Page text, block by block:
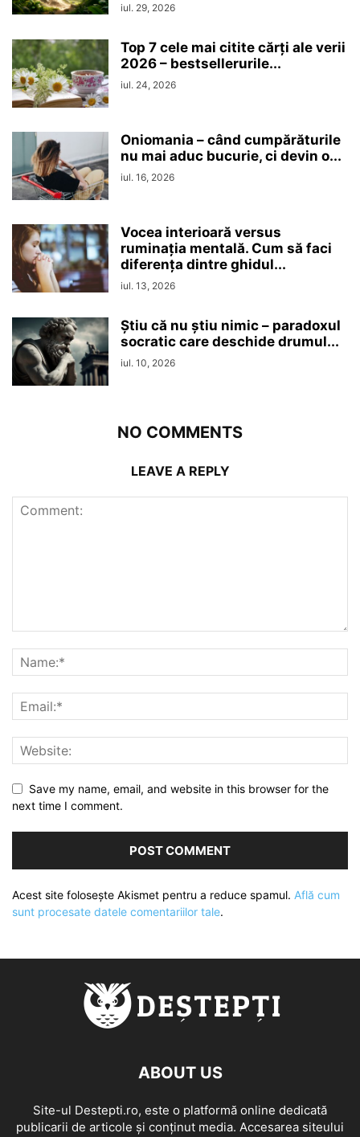
iul. 29, 2026
Top 7 cele mai citite cărți ale verii
2026 – bestsellerurile...
iul. 24, 2026
Oniomania – când cumpărăturile
nu mai aduc bucurie, ci devin o...
iul. 16, 2026
Vocea interioară versus
ruminaţia mentală. Cum să faci
diferența dintre ghidul...
iul. 13, 2026
Ştiu că nu ştiu nimic – paradoxul
socratic care deschide drumul...
iul. 10, 2026
NO COMMENTS
LEAVE A REPLY
Save my name, email, and website in this browser for the
next time I comment.
Acest site folosește Akismet pentru a reduce spamul. Află cum
sunt procesate datele comentariilor tale.
ABOUT US
Site-ul Destepti.ro, este o platformă online dedicată
publicarii de articole și conținut media. Accesarea siteului